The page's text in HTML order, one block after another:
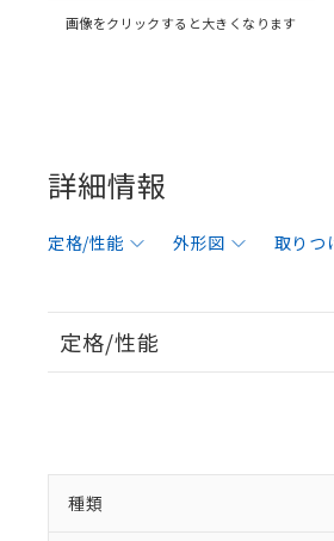
画像をクリックすると大きくなります
詳細情報
定格/性能 外形図 取りつ
定格/性能
種類